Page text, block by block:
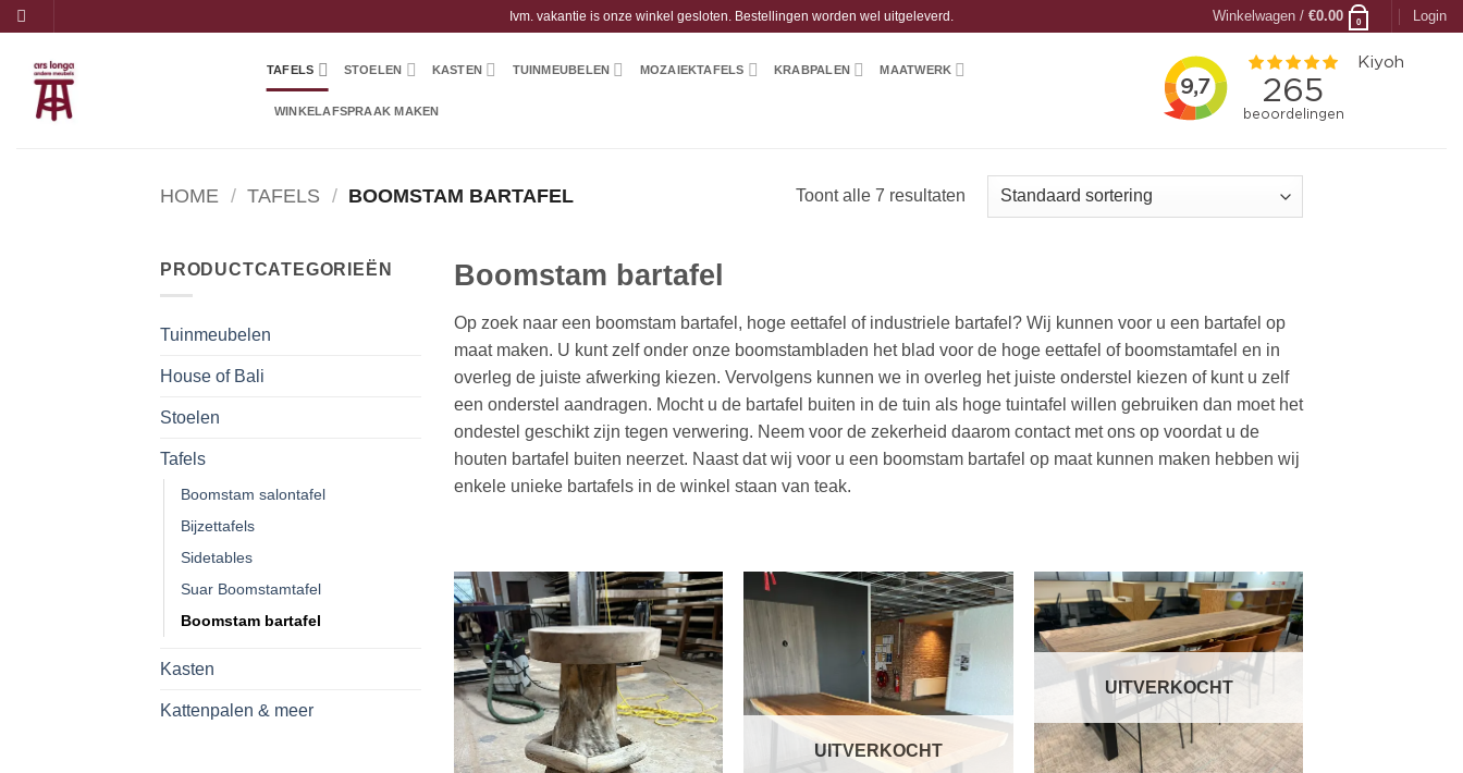
Ga
inhoud
Ivm. vakantie is onze winkel gesloten. Bestellingen worden wel uitgeleverd. Winkelwagen / €0.00 0 Login
TAFELS STOELEN KASTEN TUINMEUBELEN MOZAIEKTAFELS KRABPALEN MAATWERK
WINKELAFSPRAAK MAKEN
HOME / TAFELS / BOOMSTAM BARTAFEL Toont alle 7 resultaten
PRODUCTCATEGORIEËN
Tuinmeubelen
House of Bali
Stoelen
Tafels
Boomstam salontafel
Bijzettafels
Sidetables
Suar Boomstamtafel
Boomstam bartafel
Kasten
Kattenpalen & meer
Boomstam bartafel
Op zoek naar een boomstam bartafel, hoge eettafel of industriele bartafel? Wij kunnen voor u een bartafel op
maat maken. U kunt zelf onder onze boomstambladen het blad voor de hoge eettafel of boomstamtafel en in
overleg de juiste afwerking kiezen. Vervolgens kunnen we in overleg het juiste onderstel kiezen of kunt u zelf
een onderstel aandragen. Mocht u de bartafel buiten in de tuin als hoge tuintafel willen gebruiken dan moet het
ondestel geschikt zijn tegen verwering. Neem voor de zekerheid daarom contact met ons op voordat u de
houten bartafel buiten neerzet. Naast dat wij voor u een boomstam bartafel op maat kunnen maken hebben wij
enkele unieke bartafels in de winkel staan van teak.
UITVERKOCHT
UITVERKOCHT